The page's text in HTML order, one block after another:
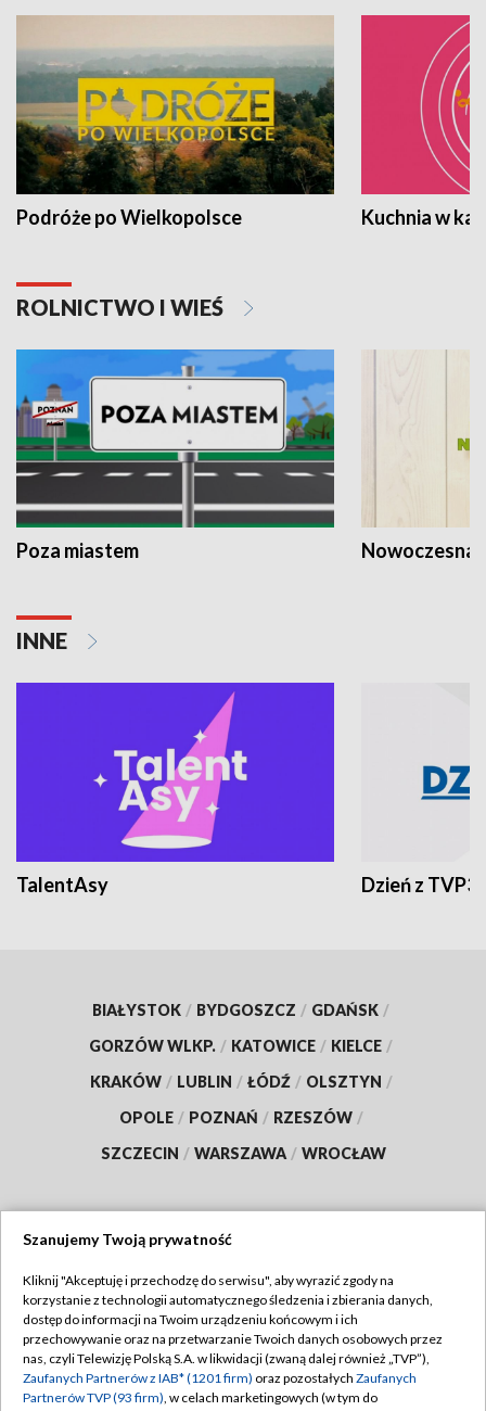
Podróże po Wielkopolsce Kuchnia w
ROLNICTWO I WIEŚ
Poza miastem Nowoczesna
INNE
TalentAsy Dzień z TVP3
BIAŁYSTOK / BYDGOSZCZ / GDAŃSK /
GORZÓW WLKP. / KATOWICE / KIELCE /
KRAKÓW / LUBLIN / ŁÓDŹ / OLSZTYN /
OPOLE / POZNAŃ / RZESZÓW /
SZCZECIN / WARSZAWA / WROCŁAW
TVP
Abonament TVP
Emisja w TVP
Regulamin TVP
Polityka prywatności
Szanujemy Twoją prywatność
Kliknij "Akceptuję i przechodzę do serwisu", aby wyrazić zgody na
korzystanie z technologii automatycznego śledzenia i zbierania danych,
dostęp do informacji na Twoim urządzeniu końcowym i ich
przechowywanie oraz na przetwarzanie Twoich danych osobowych przez
nas, czyli Telewizję Polską S.A. w likwidacji (zwaną dalej również „TVP”),
Zaufanych Partnerów z IAB* (1201 firm) oraz pozostałych Zaufanych
Partnerów TVP (93 firm), w celach marketingowych (w tym do